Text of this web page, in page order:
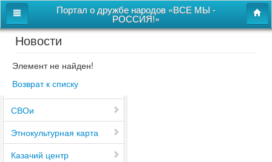
Портал о дружбе народов «ВСЕ МЫ -
РОССИЯ!»
Главная
Дом дружбы народов
Новости
СВОи
Этнокультурная карта
Казачий центр
Новости
Элемент не найден!
Возврат к списку